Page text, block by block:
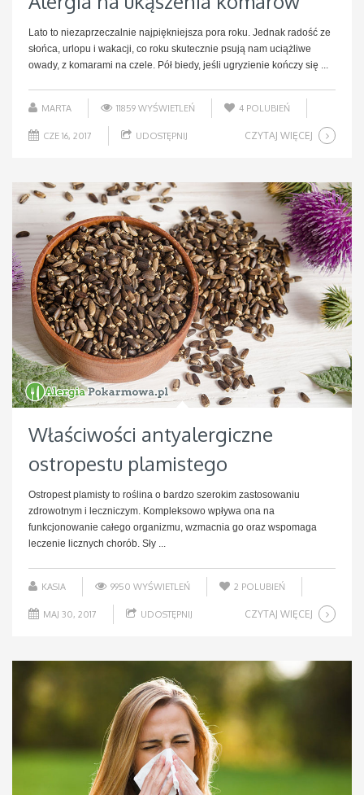
Lato to niezaprzeczalnie najpiękniejsza pora roku. Jednak radość ze
słońca, urlopu i wakacji, co roku skutecznie psują nam uciążliwe
owady, z komarami na czele. Pół biedy, jeśli ugryzienie kończy się ...
MARTA 11859 WYŚWIETLEŃ 4 POLUBIEŃ
CZE 16, 2017 UDOSTĘPNIJ CZYTAJ WIĘCEJ
Właściwości antyalergiczne
ostropestu plamistego
Ostropest plamisty to roślina o bardzo szerokim zastosowaniu
zdrowotnym i leczniczym. Kompleksowo wpływa ona na
funkcjonowanie całego organizmu, wzmacnia go oraz wspomaga
leczenie licznych chorób. Sły ...
KASIA 9950 WYŚWIETLEŃ 2 POLUBIEŃ
MAJ 30, 2017 UDOSTĘPNIJ CZYTAJ WIĘCEJ